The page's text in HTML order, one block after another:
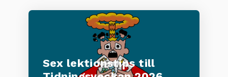
Sex lektionstips till